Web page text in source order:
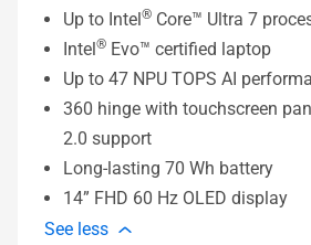
Up to Intel® Core™ Ultra 7
Intel® Evo™ certified laptop
Up to 47 NPU TOPS AI
360 hinge with touchscreen
2.0 support
Long-lasting 70 Wh battery
14” FHD 60 Hz OLED display
See less